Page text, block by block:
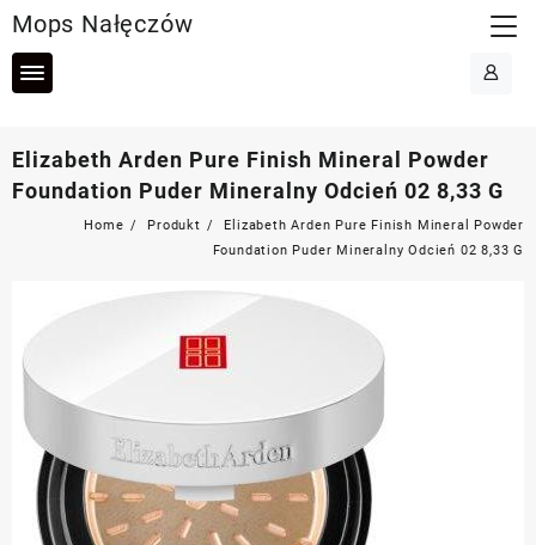
to
content
Mops Nałęczów
Elizabeth Arden Pure Finish Mineral Powder
Foundation Puder Mineralny Odcień 02 8,33 G
Home Produkt
Elizabeth Arden Pure Finish Mineral Powder
Foundation Puder Mineralny Odcień 02 8,33 G